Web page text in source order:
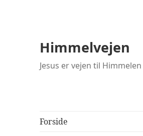
Himmelvejen
Jesus er vejen til Himmelen
Forside